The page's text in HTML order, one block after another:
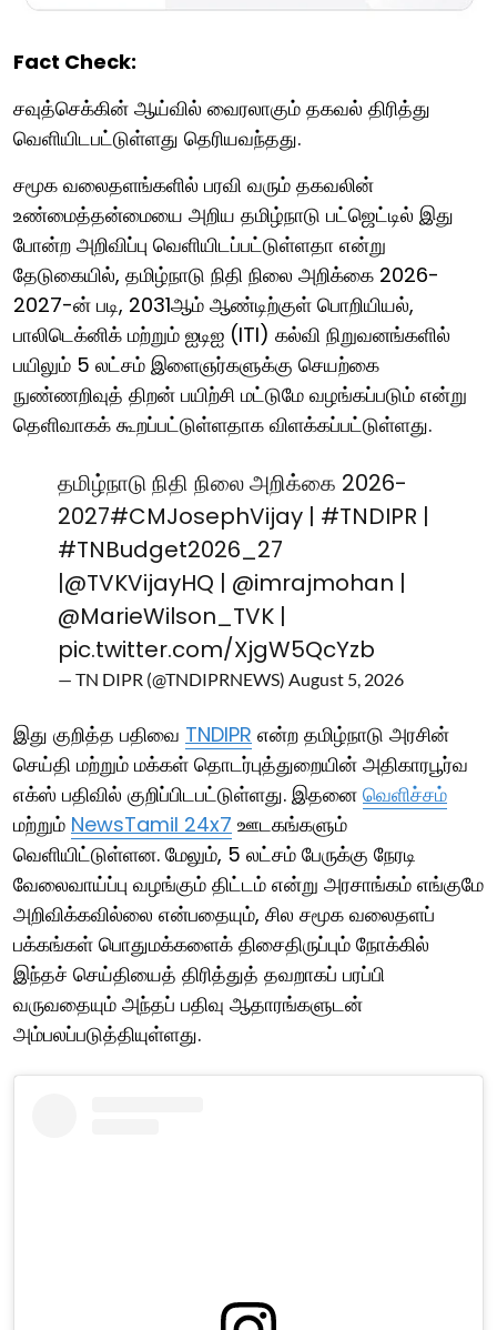
Fact Check:
சவுத்செக்கின் ஆய்வில் வைரலாகும் தகவல் திரித்து
வெளியிடபட்டுள்ளது தெரியவந்தது.
சமூக வலைதளங்களில் பரவி வரும் தகவலின்
உண்மைத்தன்மையை அறிய தமிழ்நாடு பட்ஜெட்டில் இது
போன்ற அறிவிப்பு வெளியிடப்பட்டுள்ளதா என்று
தேடுகையில், தமிழ்நாடு நிதி நிலை அறிக்கை 2026-
2027-ன் படி, 2031ஆம் ஆண்டிற்குள் பொறியியல்,
பாலிடெக்னிக் மற்றும் ஐடிஐ (ITI) கல்வி நிறுவனங்களில்
பயிலும் 5 லட்சம் இளைஞர்களுக்கு செயற்கை
நுண்ணறிவுத் திறன் பயிற்சி மட்டுமே வழங்கப்படும் என்று
தெளிவாகக் கூறப்பட்டுள்ளதாக விளக்கப்பட்டுள்ளது.
தமிழ்நாடு நிதி நிலை அறிக்கை 2026-
2027#CMJosephVijay | #TNDIPR |
#TNBudget2026_27
|@TVKVijayHQ | @imrajmohan |
@MarieWilson_TVK |
pic.twitter.com/XjgW5QcYzb
— TN DIPR (@TNDIPRNEWS) August 5, 2026
இது குறித்த பதிவை TNDIPR என்ற தமிழ்நாடு அரசின்
செய்தி மற்றும் மக்கள் தொடர்புத்துறையின் அதிகாரபூர்வ
எக்ஸ் பதிவில் குறிப்பிடபட்டுள்ளது. இதனை வெளிச்சம்
மற்றும் NewsTamil 24x7 ஊடகங்களும்
வெளியிட்டுள்ளன. மேலும், 5 லட்சம் பேருக்கு நேரடி
வேலைவாய்ப்பு வழங்கும் திட்டம் என்று அரசாங்கம் எங்குமே
அறிவிக்கவில்லை என்பதையும், சில சமூக வலைதளப்
பக்கங்கள் பொதுமக்களைக் திசைதிருப்பும் நோக்கில்
இந்தச் செய்தியைத் திரித்துத் தவறாகப் பரப்பி
வருவதையும் அந்தப் பதிவு ஆதாரங்களுடன்
அம்பலப்படுத்தியுள்ளது.